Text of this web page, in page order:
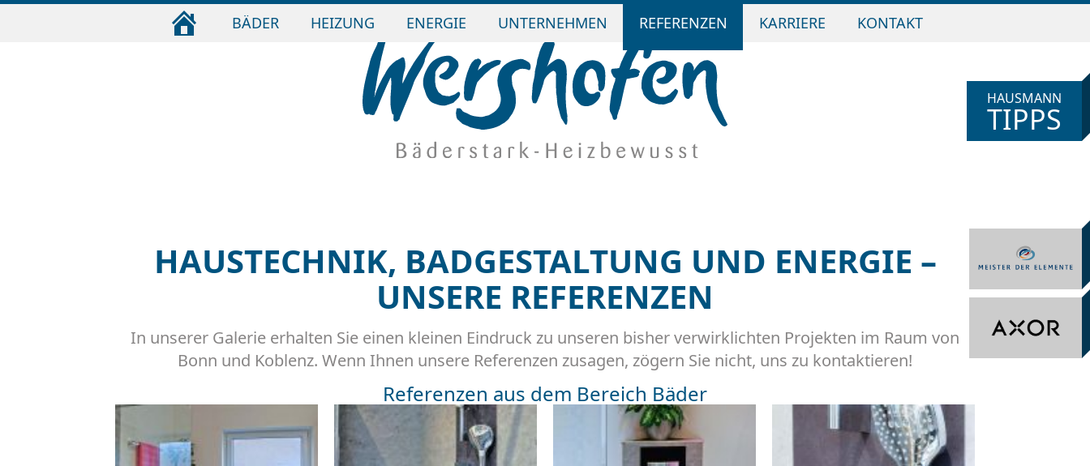
STARTSEITE
BÄDER HEIZUNG ENERGIE UNTERNEHMEN REFERENZEN KARRIERE KONTAKT
HAUSMANN
TIPPS
HAUSTECHNIK, BADGESTALTUNG UND ENERGIE –
UNSERE REFERENZEN
In unserer Galerie erhalten Sie einen kleinen Eindruck zu unseren bisher verwirklichten Projekten im Raum von
Bonn und Koblenz. Wenn Ihnen unsere Referenzen zusagen, zögern Sie nicht, uns zu kontaktieren!
Referenzen aus dem Bereich Bäder